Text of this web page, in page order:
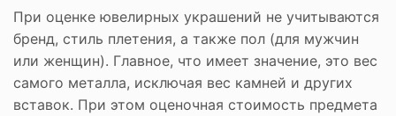
При оценке ювелирных украшений не учитываются
бренд, стиль плетения, а также пол (для мужчин
или женщин). Главное, что имеет значение, это вес
самого металла, исключая вес камней и других
вставок. При этом оценочная стоимость предмета